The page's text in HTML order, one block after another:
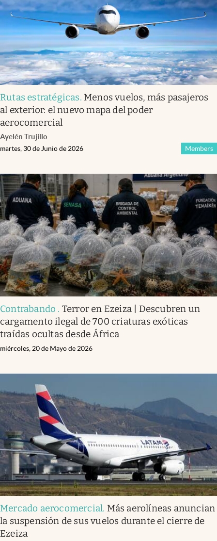
Rutas estratégicas. Menos vuelos, más pasajeros
al exterior: el nuevo mapa del poder
aerocomercial
Ayelén Trujillo
Members
martes, 30 de Junio de 2026
Contrabando . Terror en Ezeiza | Descubren un
cargamento ilegal de 700 criaturas exóticas
traídas ocultas desde África
miércoles, 20 de Mayo de 2026
Mercado aerocomercial. Más aerolíneas anuncian
la suspensión de sus vuelos durante el cierre de
Ezeiza